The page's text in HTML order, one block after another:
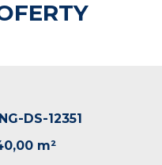
DS-12351
m²